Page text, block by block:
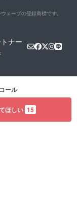
ェーブの登録商標です。
ナー
ール
ほしい 15